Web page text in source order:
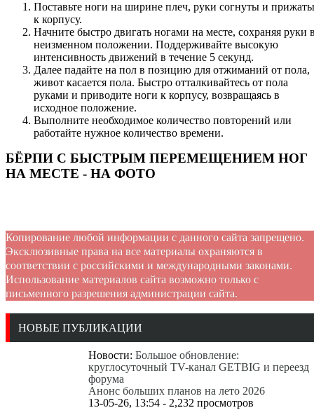
Поставьте ноги на ширине плеч, руки согнуты и прижаты
к корпусу.
Начните быстро двигать ногами на месте, сохраняя руки
неизменном положении. Поддерживайте высокую
интенсивность движений в течение 5 секунд.
Далее падайте на пол в позицию для отжиманий от пола,
живот касается пола. Быстро отталкивайтесь от пола
руками и приводите ноги к корпусу, возвращаясь в
исходное положение.
Выполните необходимое количество повторений или
работайте нужное количество времени.
БЁРПИ С БЫСТРЫМ ПЕРЕМЕЩЕНИЕМ НОГ
НА МЕСТЕ - НА ФОТО
Копирование любой информации с данного сайта запрещено.
Эксклюзивные права на все материалы охраняются в
соответствии с российскими и международными законами.
Использование материалов сайта возможно только с
письменного разрешения администрации сайта.
НОВЫЕ ПУБЛИКАЦИИ
Новости: Большое обновление:
круглосуточный TV-канал GETBIG и переезд
форума
Анонс больших планов на лето 2026
13-05-26, 13:54 - 2,232 просмотров